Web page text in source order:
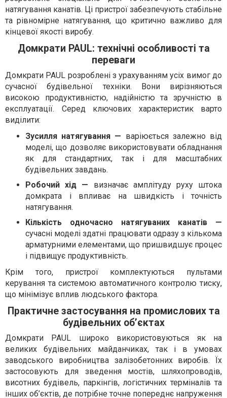
натягування канатів. Ці пристрої забезпечують стабільне
та рівномірне натягування, що критично важливо для
кінцевої якості виробу.
Домкрати PAUL: технічні особливості та
переваги
Домкрати PAUL розроблені з урахуванням усіх вимог до
сучасної будівельної техніки. Вони вирізняються
високою продуктивністю, надійністю та зручністю в
експлуатації. Серед ключових характеристик варто
виділити:
Зусилля натягування — варіюється залежно від
моделі, що дозволяє використовувати обладнання
як для стандартних, так і для масштабних
будівельних завдань.
Робочий хід — визначає амплітуду руху штока
домкрата і впливає на швидкість і точність
натягування.
Кількість одночасно натягуваних канатів —
сучасні моделі здатні працювати одразу з кількома
арматурними елементами, що пришвидшує процес
і підвищує продуктивність.
Крім того, пристрої комплектуються пультами
керування та системою автоматичного контролю тиску,
що мінімізує вплив людського фактора.
Практичне застосування на промислових та
будівельних об’єктах
Домкрати PAUL широко використовуються як на
великих будівельних майданчиках, так і в умовах
заводського виробництва залізобетонних виробів. Їх
застосовують для зведення мостів, шляхопроводів,
висотних будівель, паркінгів, логістичних терміналів та
інших об’єктів, де потрібне точне попереднє напруження